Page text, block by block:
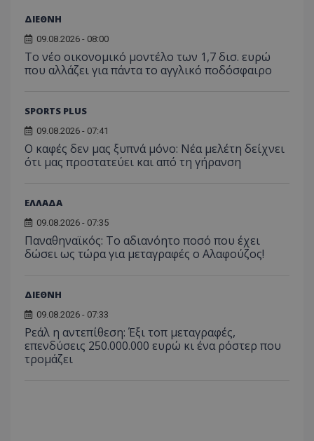
ΔΙΕΘΝΗ
09.08.2026 - 08:00
Το νέο οικονομικό μοντέλο των 1,7 δισ. ευρώ
που αλλάζει για πάντα το αγγλικό ποδόσφαιρο
SPORTS PLUS
09.08.2026 - 07:41
Ο καφές δεν μας ξυπνά μόνο: Νέα μελέτη δείχνει
ότι μας προστατεύει και από τη γήρανση
ΕΛΛΑΔΑ
09.08.2026 - 07:35
Παναθηναϊκός: Το αδιανόητο ποσό που έχει
δώσει ως τώρα για μεταγραφές ο Αλαφούζος!
ΔΙΕΘΝΗ
09.08.2026 - 07:33
Ρεάλ η αντεπίθεση: Έξι τοπ μεταγραφές,
επενδύσεις 250.000.000 ευρώ κι ένα ρόστερ που
τρομάζει